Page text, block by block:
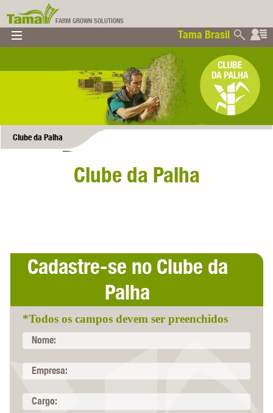
FARM GROWN SOLUTIONS
Tama Brasil
▼
▼
▼
Clube da Palha
Clube da Palha
Cadastre-se no Clube da
Palha
*Todos os campos devem ser preenchidos
Nome:
Empresa:
Cargo: